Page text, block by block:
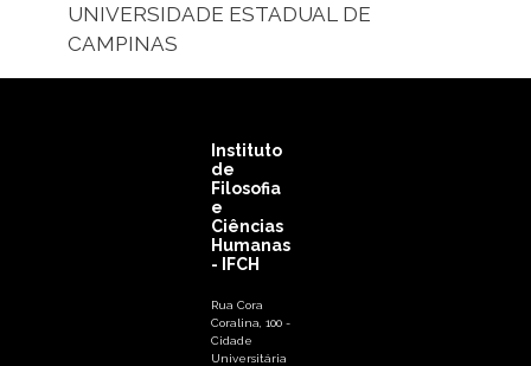
UNIVERSIDADE ESTADUAL DE
CAMPINAS
Instituto
de
Filosofia
e
Ciências
Humanas
- IFCH
Rua Cora
Coralina, 100 -
Cidade
Universitária